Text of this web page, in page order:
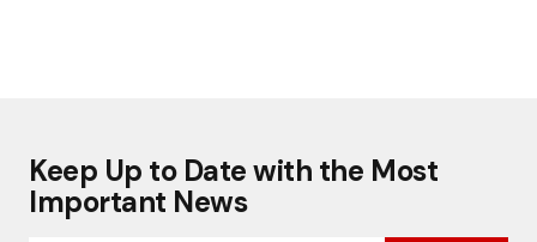
Keep Up to Date with the Most
Important News